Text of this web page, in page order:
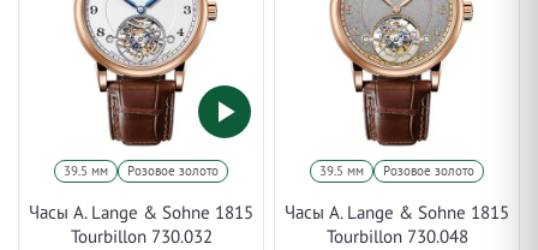
39.5 мм Розовое золото
Часы A. Lange & Sohne 1815
Tourbillon 730.032
39.5 мм Розовое золото
Часы A. Lange & Sohne 1815
Tourbillon 730.048